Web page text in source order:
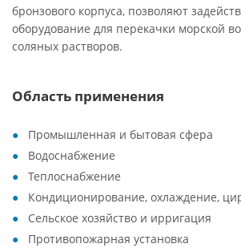
бронзового корпуса, позволяют
оборудование для перекачки морской
соляных растворов.
Область применения
Промышленная и бытовая сфера
Водоснабжение
Теплоснабжение
Кондиционирование, охлаждение,
Сельское хозяйство и ирригация
Противопожарная установка